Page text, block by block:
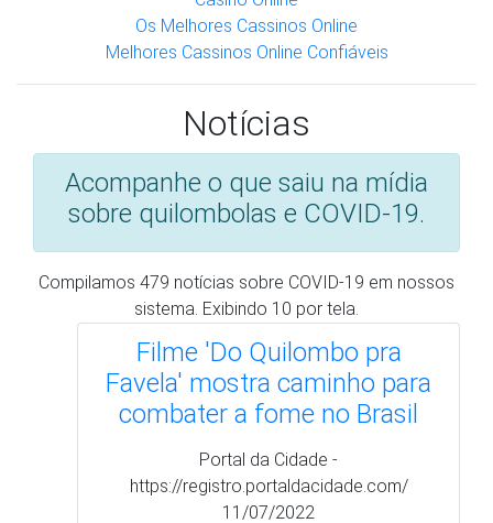
Compilamos 479 notícias sobre COVID-19 em nossos
sistema. Exibindo 10 por tela.
Filme 'Do Quilombo pra
Favela' mostra caminho para
combater a fome no Brasil
Portal da Cidade -
https://registro.portaldacidade.com/
11/07/2022
A pandemia e os conflitos no
território Jambuaçu, no Pará
https://amazoniareal.com.br
25/03/2021